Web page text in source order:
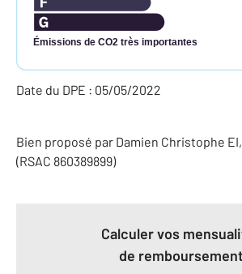
Émissions de CO2 très importantes
Date du DPE : 05/05/2022
Bien proposé par Damien Christophe EI
(RSAC 860389899)
Calculer vos
de remboursement